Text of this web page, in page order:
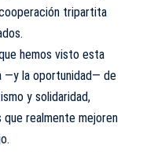
tripartita
hemos visto esta
—y la oportunidad— de
y solidaridad,
realmente mejoren